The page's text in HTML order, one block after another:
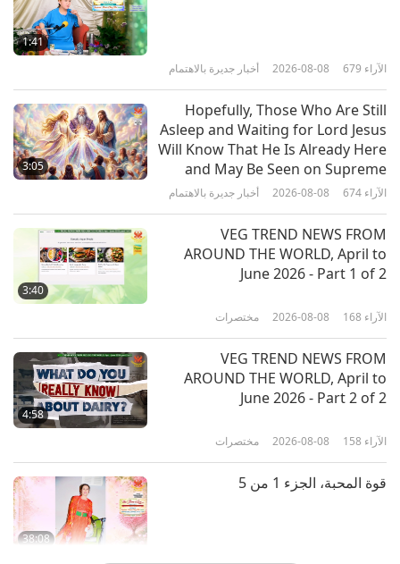
من 2
السير على الصراط المستقيم:
مقتطفات من سوتا نيباتا، الجزء 1 من 2
رسائل باطنية، سورة طه من القرآن
الكريم، الجزء 1 من 2
الأعمال الصوفيّة المختارة لحضرة بهاء
الله (نباتي) - لقاء مع الله، الجزء 1 من 2
1:41
أخبار جديرة بالاهتمام 2026-08-08 679 الآراء
3:05
Hopefully, Those Who Are Still
Asleep and Waiting for Lord Jesus
Will Know That He Is Already Here
and May Be Seen on Supreme
Master Television
أخبار جديرة بالاهتمام 2026-08-08 674 الآراء
3:40
VEG TREND NEWS FROM
AROUND THE WORLD, April to
June 2026 - Part 1 of 2
مختصرات 2026-08-08 168 الآراء
4:58
VEG TREND NEWS FROM
AROUND THE WORLD, April to
June 2026 - Part 2 of 2
مختصرات 2026-08-08 158 الآراء
38:08
قوة المحبة، الجزء 1 من 5